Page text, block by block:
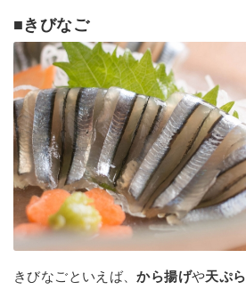
■きびなご
きびなごといえば、から揚げや天ぷら